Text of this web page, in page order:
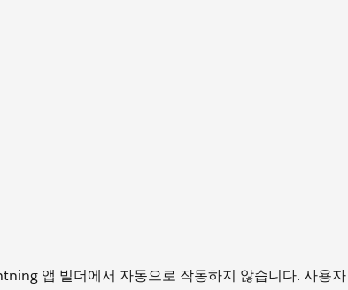
앱 빌더에서 자동으로 작동하지 않습니다. 사용자